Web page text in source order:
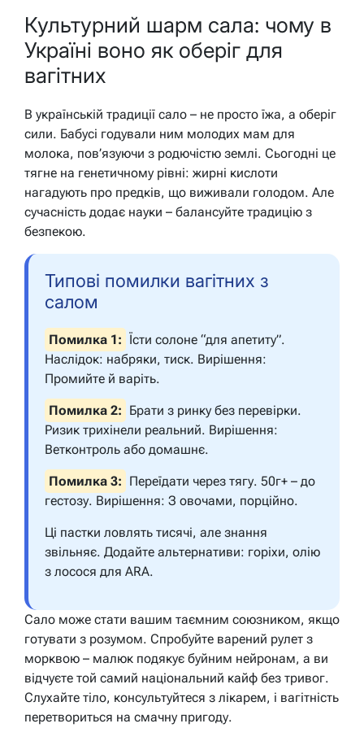
Культурний шарм сала: чому в
Україні воно як оберіг для
вагітних
В українській традиції сало – не просто їжа, а оберіг
сили. Бабусі годували ним молодих мам для
молока, пов’язуючи з родючістю землі. Сьогодні це
тягне на генетичному рівні: жирні кислоти
нагадують про предків, що виживали голодом. Але
сучасність додає науки – балансуйте традицію з
безпекою.
Типові помилки вагітних з
салом
Помилка 1: Їсти солоне “для апетиту”.
Наслідок: набряки, тиск. Вирішення:
Промийте й варіть.
Помилка 2: Брати з ринку без перевірки.
Ризик трихінели реальний. Вирішення:
Ветконтроль або домашнє.
Помилка 3: Переїдати через тягу. 50г+ – до
гестозу. Вирішення: З овочами, порційно.
Ці пастки ловлять тисячі, але знання
звільняє. Додайте альтернативи: горіхи, олію
з лосося для ARA.
Сало може стати вашим таємним союзником, якщо
готувати з розумом. Спробуйте варений рулет з
морквою – малюк подякує буйним нейронам, а ви
відчуєте той самий національний кайф без тривог.
Слухайте тіло, консультуйтеся з лікарем, і вагітність
перетвориться на смачну пригоду.